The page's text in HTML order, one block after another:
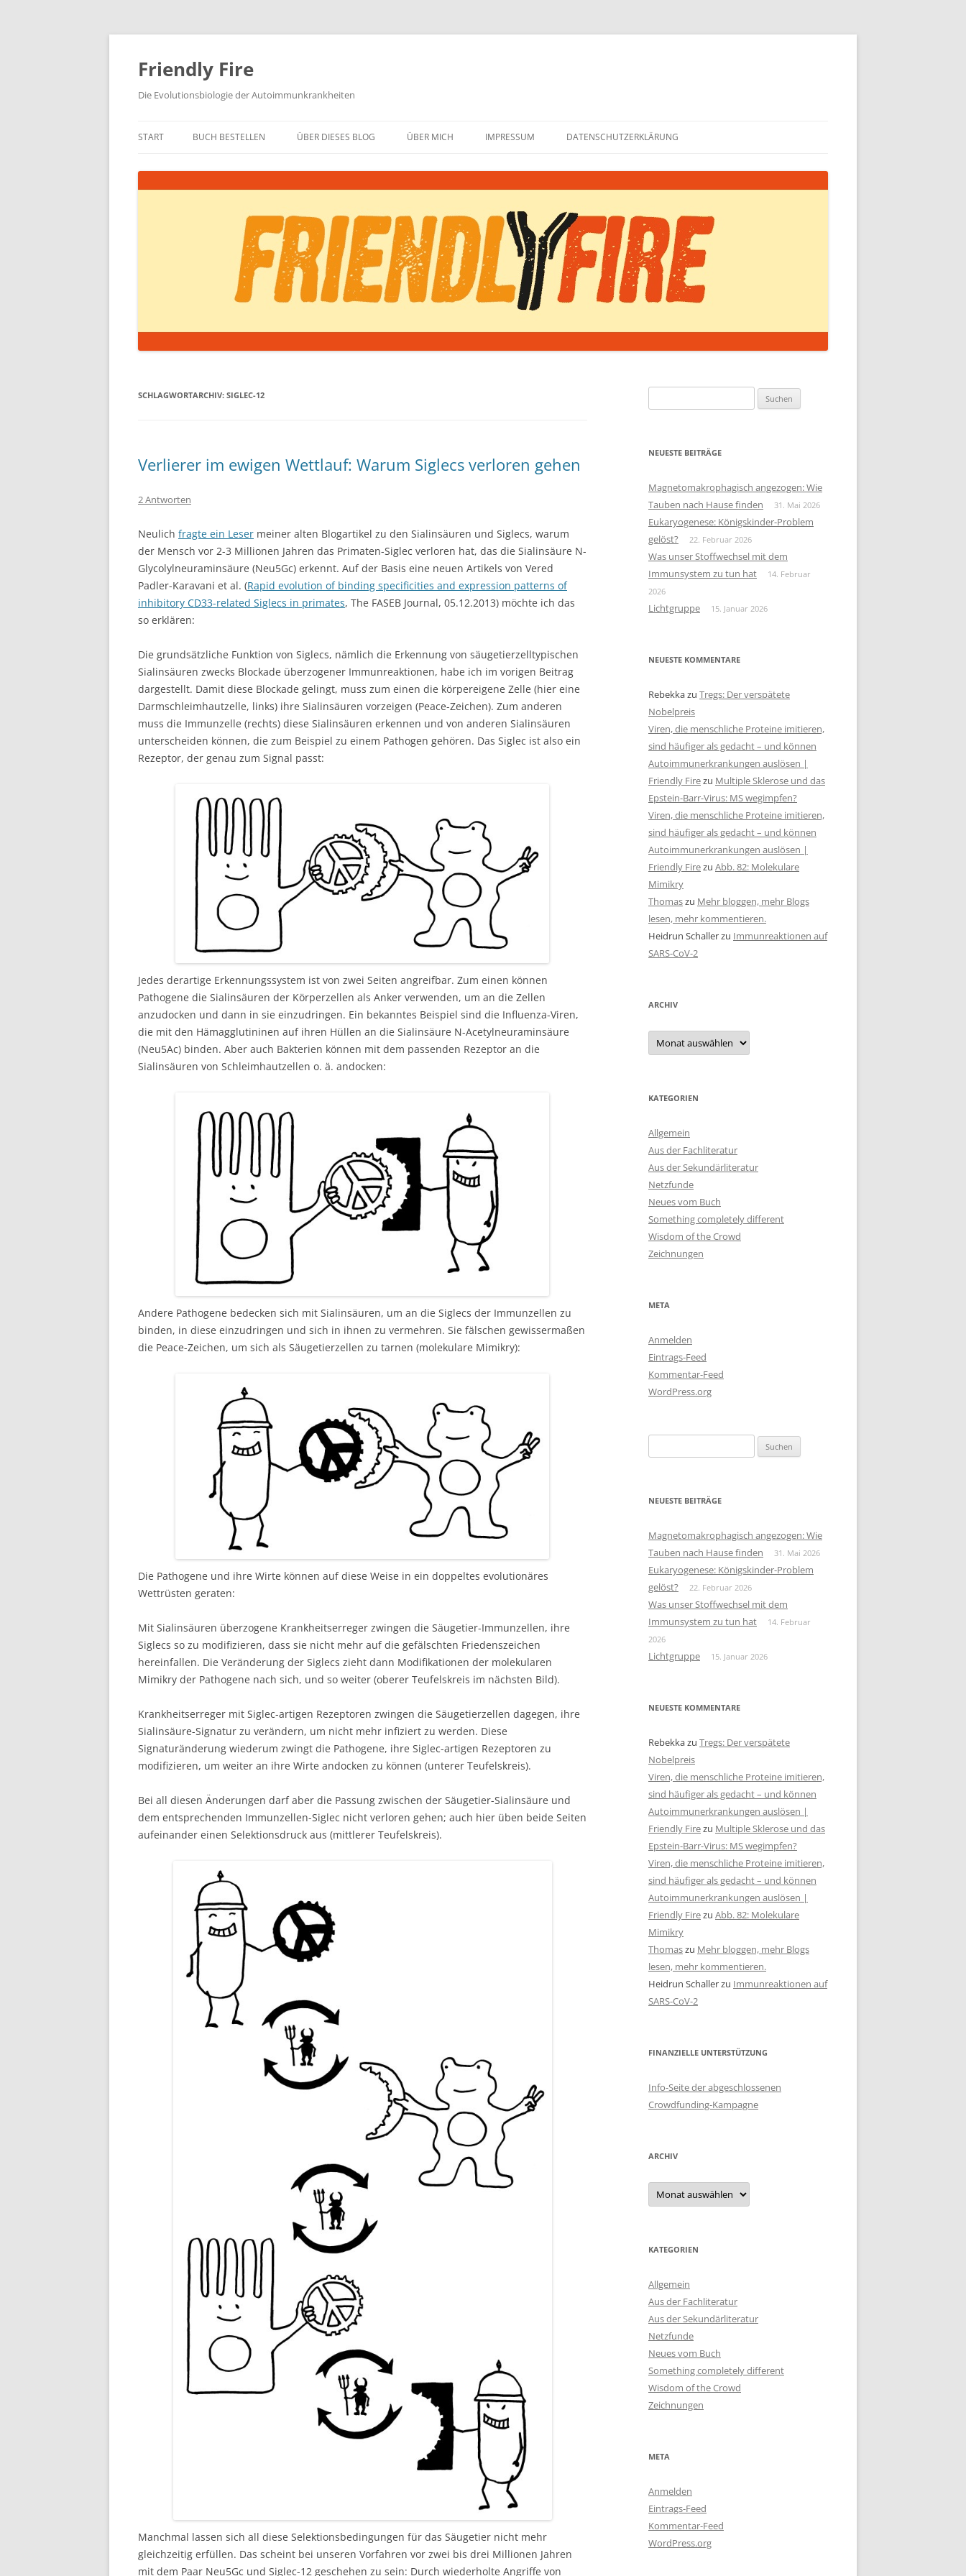
Zum
springen
Friendly Fire
Die Evolutionsbiologie der Autoimmunkrankheiten
START BUCH BESTELLEN ÜBER DIESES BLOG ÜBER MICH IMPRESSUM DATENSCHUTZERKLÄRUNG
SCHLAGWORTARCHIV: SIGLEC-12
Verlierer im ewigen Wettlauf: Warum Siglecs verloren gehen
2 Antworten
Neulich fragte ein Leser meiner alten Blogartikel zu den Sialinsäuren und Siglecs, warum
der Mensch vor 2-3 Millionen Jahren das Primaten-Siglec verloren hat, das die Sialinsäure N-
Glycolylneuraminsäure (Neu5Gc) erkennt. Auf der Basis eine neuen Artikels von Vered
Padler-Karavani et al. (Rapid evolution of binding specificities and expression patterns of
inhibitory CD33-related Siglecs in primates, The FASEB Journal, 05.12.2013) möchte ich das
so erklären:
Die grundsätzliche Funktion von Siglecs, nämlich die Erkennung von säugetierzelltypischen
Sialinsäuren zwecks Blockade überzogener Immunreaktionen, habe ich im vorigen Beitrag
dargestellt. Damit diese Blockade gelingt, muss zum einen die körpereigene Zelle (hier eine
Darmschleimhautzelle, links) ihre Sialinsäuren vorzeigen (Peace-Zeichen). Zum anderen
muss die Immunzelle (rechts) diese Sialinsäuren erkennen und von anderen Sialinsäuren
unterscheiden können, die zum Beispiel zu einem Pathogen gehören. Das Siglec ist also ein
Rezeptor, der genau zum Signal passt:
Jedes derartige Erkennungssystem ist von zwei Seiten angreifbar. Zum einen können
Pathogene die Sialinsäuren der Körperzellen als Anker verwenden, um an die Zellen
anzudocken und dann in sie einzudringen. Ein bekanntes Beispiel sind die Influenza-Viren,
die mit den Hämagglutininen auf ihren Hüllen an die Sialinsäure N-Acetylneuraminsäure
(Neu5Ac) binden. Aber auch Bakterien können mit dem passenden Rezeptor an die
Sialinsäuren von Schleimhautzellen o. ä. andocken:
Andere Pathogene bedecken sich mit Sialinsäuren, um an die Siglecs der Immunzellen zu
binden, in diese einzudringen und sich in ihnen zu vermehren. Sie fälschen gewissermaßen
die Peace-Zeichen, um sich als Säugetierzellen zu tarnen (molekulare Mimikry):
Die Pathogene und ihre Wirte können auf diese Weise in ein doppeltes evolutionäres
Wettrüsten geraten:
Mit Sialinsäuren überzogene Krankheitserreger zwingen die Säugetier-Immunzellen, ihre
Siglecs so zu modifizieren, dass sie nicht mehr auf die gefälschten Friedenszeichen
hereinfallen. Die Veränderung der Siglecs zieht dann Modifikationen der molekularen
Mimikry der Pathogene nach sich, und so weiter (oberer Teufelskreis im nächsten Bild).
Krankheitserreger mit Siglec-artigen Rezeptoren zwingen die Säugetierzellen dagegen, ihre
Sialinsäure-Signatur zu verändern, um nicht mehr infiziert zu werden. Diese
Signaturänderung wiederum zwingt die Pathogene, ihre Siglec-artigen Rezeptoren zu
modifizieren, um weiter an ihre Wirte andocken zu können (unterer Teufelskreis).
Bei all diesen Änderungen darf aber die Passung zwischen der Säugetier-Sialinsäure und
dem entsprechenden Immunzellen-Siglec nicht verloren gehen; auch hier üben beide Seiten
aufeinander einen Selektionsdruck aus (mittlerer Teufelskreis).
Manchmal lassen sich all diese Selektionsbedingungen für das Säugetier nicht mehr
gleichzeitig erfüllen. Das scheint bei unseren Vorfahren vor zwei bis drei Millionen Jahren
mit dem Paar Neu5Gc und Siglec-12 geschehen zu sein: Durch wiederholte Angriffe von
nach:
NEUESTE BEITRÄGE
Magnetomakrophagisch angezogen: Wie
Tauben nach Hause finden
31. Mai 2026
Eukaryogenese: Königskinder-Problem
gelöst?
22. Februar 2026
Was unser Stoffwechsel mit dem
Immunsystem zu tun hat
14. Februar
2026
Lichtgruppe 15. Januar 2026
NEUESTE KOMMENTARE
Rebekkazu Tregs: Der verspätete
Nobelpreis
Viren, die menschliche Proteine imitieren,
sind häufiger als gedacht – und können
Autoimmunerkrankungen auslösen |
Friendly Firezu Multiple Sklerose und das
Epstein-Barr-Virus: MS wegimpfen?
Viren, die menschliche Proteine imitieren,
sind häufiger als gedacht – und können
Autoimmunerkrankungen auslösen |
Friendly Firezu Abb. 82: Molekulare
Mimikry
Thomaszu Mehr bloggen, mehr Blogs
lesen, mehr kommentieren.
Heidrun Schallerzu Immunreaktionen auf
SARS-CoV-2
ARCHIV
Archiv
KATEGORIEN
Allgemein
Aus der Fachliteratur
Aus der Sekundärliteratur
Netzfunde
Neues vom Buch
Something completely different
Wisdom of the Crowd
Zeichnungen
META
Anmelden
Eintrags-Feed
Kommentar-Feed
WordPress.org
nach:
NEUESTE BEITRÄGE
Magnetomakrophagisch angezogen: Wie
Tauben nach Hause finden
31. Mai 2026
Eukaryogenese: Königskinder-Problem
gelöst?
22. Februar 2026
Was unser Stoffwechsel mit dem
Immunsystem zu tun hat
14. Februar
2026
Lichtgruppe 15. Januar 2026
NEUESTE KOMMENTARE
Rebekkazu Tregs: Der verspätete
Nobelpreis
Viren, die menschliche Proteine imitieren,
sind häufiger als gedacht – und können
Autoimmunerkrankungen auslösen |
Friendly Firezu Multiple Sklerose und das
Epstein-Barr-Virus: MS wegimpfen?
Viren, die menschliche Proteine imitieren,
sind häufiger als gedacht – und können
Autoimmunerkrankungen auslösen |
Friendly Firezu Abb. 82: Molekulare
Mimikry
Thomaszu Mehr bloggen, mehr Blogs
lesen, mehr kommentieren.
Heidrun Schallerzu Immunreaktionen auf
SARS-CoV-2
FINANZIELLE UNTERSTÜTZUNG
Info-Seite der abgeschlossenen
Crowdfunding-Kampagne
ARCHIV
Archiv
KATEGORIEN
Allgemein
Aus der Fachliteratur
Aus der Sekundärliteratur
Netzfunde
Neues vom Buch
Something completely different
Wisdom of the Crowd
Zeichnungen
META
Anmelden
Eintrags-Feed
Kommentar-Feed
WordPress.org